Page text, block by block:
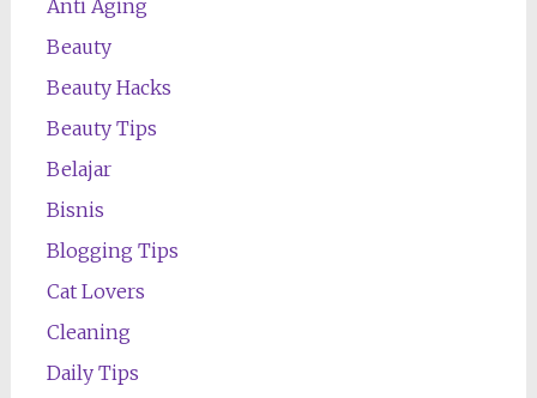
Anti Aging
Beauty
Beauty Hacks
Beauty Tips
Belajar
Bisnis
Blogging Tips
Cat Lovers
Cleaning
Daily Tips